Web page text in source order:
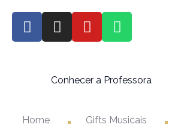
Conhecer a Professora
Home Gifts Musicais